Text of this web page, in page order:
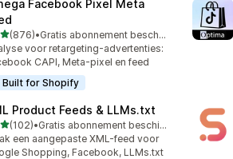
Facebook Pixel Meta
van 5 sterren
(876)
recensies in totaal
•
Gratis abonnement beschikbaar
voor retargeting-advertenties:
CAPI, Meta-pixel en feed
Built for Shopify
Product Feeds & LLMs.txt
van 5 sterren
(102)
recensies in totaal
•
Gratis abonnement beschikbaar
een aangepaste XML-feed voor
Shopping, Facebook, LLMs.txt